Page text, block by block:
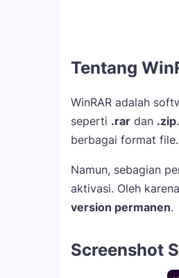
Tentang
WinRAR adalah
seperti .rar dan .zip
berbagai format file.
Namun, sebagian
aktivasi. Oleh
version permanen.
Screenshot